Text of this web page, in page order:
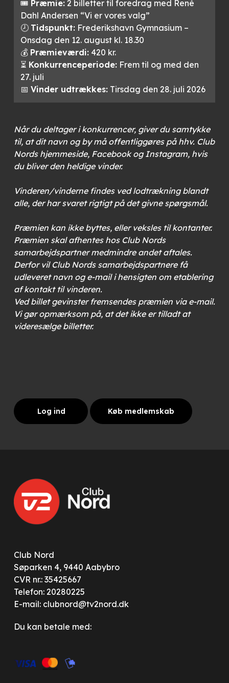
🎟️ Præmie: 2 billetter til foredrag med René
Dahl Andersen “Vi er vores valg”
🕗 Tidspunkt: Frederikshavn Gymnasium –
Onsdag den 12. august kl. 18.30
💰 Præmieværdi: 420 kr.
⏳ Konkurrenceperiode: Frem til og med den
27. juli
📅Vinder udtrækkes: Tirsdag den 28. juli 2026
Når du deltager i konkurrencer, giver du samtykke
til, at dit navn og by må offentliggøres på hhv. Club
Nords hjemmeside, Facebook og Instagram, hvis
du bliver den heldige vinder.
Vinderen/vinderne findes ved lodtrækning blandt
alle, der har svaret rigtigt på det givne spørgsmål.
Præmien kan ikke byttes, eller veksles til kontanter.
Præmien skal afhentes hos Club Nords
samarbejdspartner medmindre andet aftales.
Derfor vil Club Nords samarbejdspartnere få
udleveret navn og e-mail i hensigten om etablering
af kontakt til vinderen.
Ved billet gevinster fremsendes præmien via e-mail.
Vi gør opmærksom på, at det ikke er tilladt at
videresælge billetter.
Log ind Køb medlemskab
Club Nord
Søparken 4, 9440 Aabybro
CVR nr.: 35425667
Telefon: 20280225
E-mail: clubnord@tv2nord.dk
Du kan betale med: